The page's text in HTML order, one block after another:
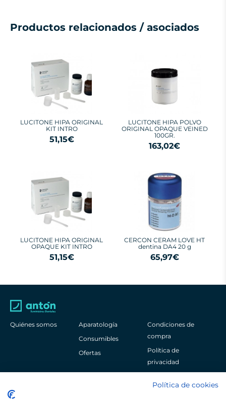
Productos relacionados / asociados
LUCITONE HIPA ORIGINAL
KIT INTRO
51,15€
LUCITONE HIPA POLVO
ORIGINAL OPAQUE VEINED
100GR.
163,02€
LUCITONE HIPA ORIGINAL
OPAQUE KIT INTRO
51,15€
CERCON CERAM LOVE HT
dentina DA4 20 g
65,97€
Quiénes somos
Aparatología
Consumibles
Ofertas
Condiciones de
compra
Política de
privacidad
Política de cookies